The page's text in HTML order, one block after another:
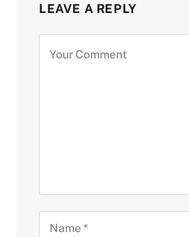
LEAVE A REPLY